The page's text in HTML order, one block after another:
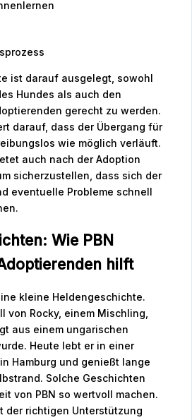
ist darauf ausgelegt, sowohl
Hundes als auch den
gerecht zu werden.
darauf, dass der Übergang für
wie möglich verläuft.
auch nach der Adoption
sicherzustellen, dass sich der
eventuelle Probleme schnell
Wie PBN
hilft
kleine Heldengeschichte.
von Rocky, einem Mischling,
aus einem ungarischen
Heute lebt er in einer
Hamburg und genießt lange
Solche Geschichten
von PBN so wertvoll machen.
der richtigen Unterstützung